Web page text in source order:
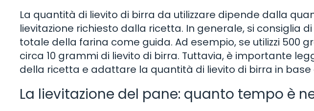
La quantità di lievito di birra da utilizzare dipende dalla
lievitazione richiesto dalla ricetta. In generale, si consiglia
totale della farina come guida. Ad esempio, se utilizzi 500
circa 10 grammi di lievito di birra. Tuttavia, è importante
della ricetta e adattare la quantità di lievito di birra in base
La lievitazione del pane: quanto tempo è